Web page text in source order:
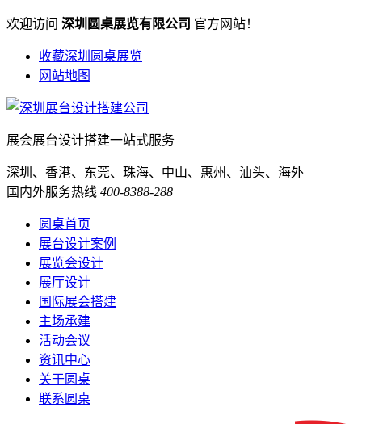
欢迎访问 深圳圆桌展览有限公司 官方网站！
收藏深圳圆桌展览
网站地图
展会展台设计搭建一站式服务
深圳、香港、东莞、珠海、中山、惠州、汕头、海外
国内外服务热线 400-8388-288
圆桌首页
展台设计案例
展览会设计
展厅设计
国际展会搭建
主场承建
活动会议
资讯中心
关于圆桌
联系圆桌